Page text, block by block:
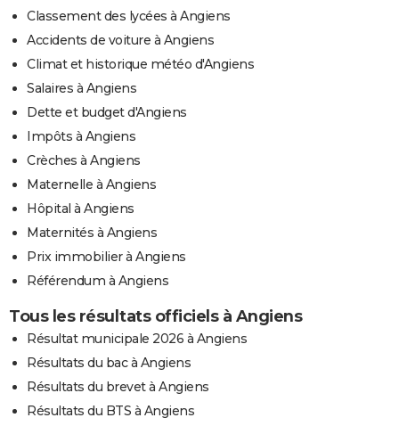
Classement des lycées à Angiens
Accidents de voiture à Angiens
Climat et historique météo d'Angiens
Salaires à Angiens
Dette et budget d'Angiens
Impôts à Angiens
Crèches à Angiens
Maternelle à Angiens
Hôpital à Angiens
Maternités à Angiens
Prix immobilier à Angiens
Référendum à Angiens
Tous les résultats officiels à Angiens
Résultat municipale 2026 à Angiens
Résultats du bac à Angiens
Résultats du brevet à Angiens
Résultats du BTS à Angiens